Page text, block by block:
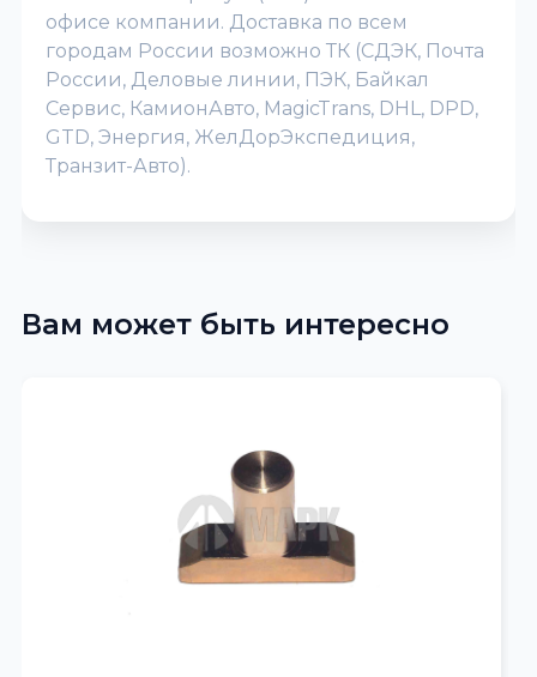
офисе компании. Доставка по всем
городам России возможно ТК (СДЭК, Почта
России, Деловые линии, ПЭК, Байкал
Сервис, КамионАвто, MagicTrans, DHL, DPD,
GTD, Энергия, ЖелДорЭкспедиция,
Транзит-Авто).
Вам может быть интересно